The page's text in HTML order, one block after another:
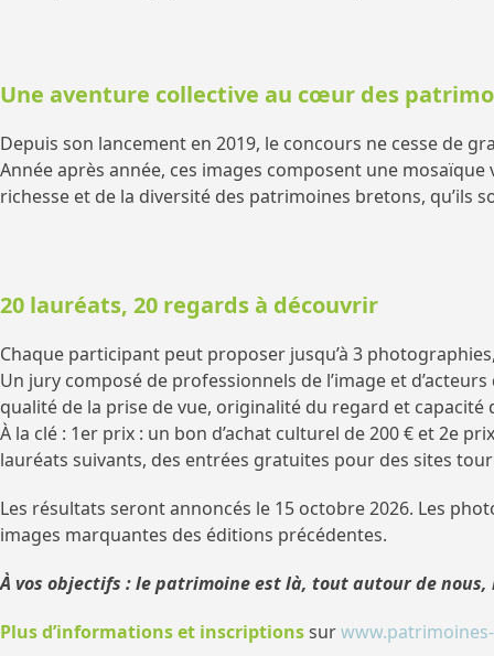
Une aventure collective au cœur des
Depuis son lancement en 2019, le concours ne cesse de
Année après année, ces images composent une
richesse et de la diversité des patrimoines bretons, qu’ils
20 lauréats, 20 regards à découvrir
Chaque participant peut proposer jusqu’à 3
Un jury composé de professionnels de l’image et
qualité de la prise de vue, originalité du regard et capacité
À la clé : 1er prix : un bon d’achat culturel de 200 € et 2e
lauréats suivants, des entrées gratuites pour des sites
Les résultats seront annoncés le 15 octobre 2026. Les
images marquantes des éditions précédentes.
À vos objectifs : le patrimoine est là, tout autour de nous,
Plus d’informations et inscriptionssur